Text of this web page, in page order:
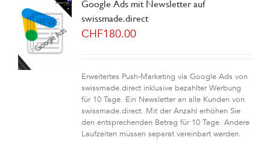
Google Ads mit Newsletter auf
swissmade.direct
CHF180.00
Erweitertes Push-Marketing via Google Ads von
swissmade.direct inklusive bezahlter Werbung
für 10 Tage. Ein Newsletter an alle Kunden von
swissmade.direct. Mit der Anzahl erhöhen Sie
den entsprechenden Betrag für 10 Tage. Andere
Laufzeiten müssen separat vereinbart werden.